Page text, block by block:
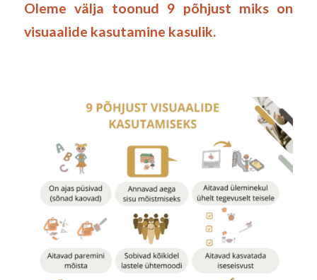
Oleme välja toonud 9 põhjust miks on
visuaalide kasutamine kasulik.